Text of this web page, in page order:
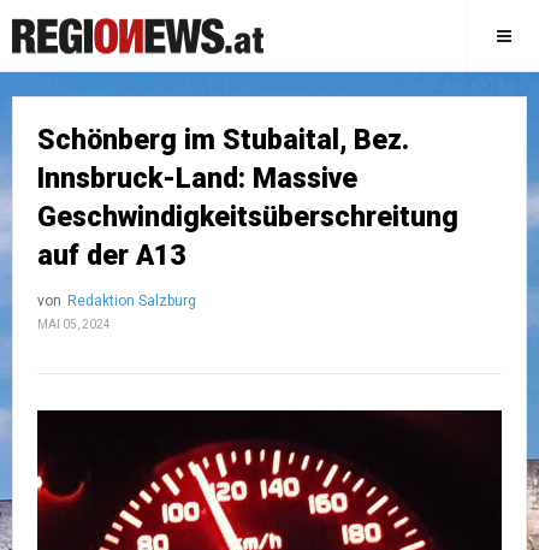
Schönberg im Stubaital, Bez.
Innsbruck-Land: Massive
Geschwindigkeitsüberschreitung
auf der A13
von Redaktion Salzburg
MAI 05, 2024